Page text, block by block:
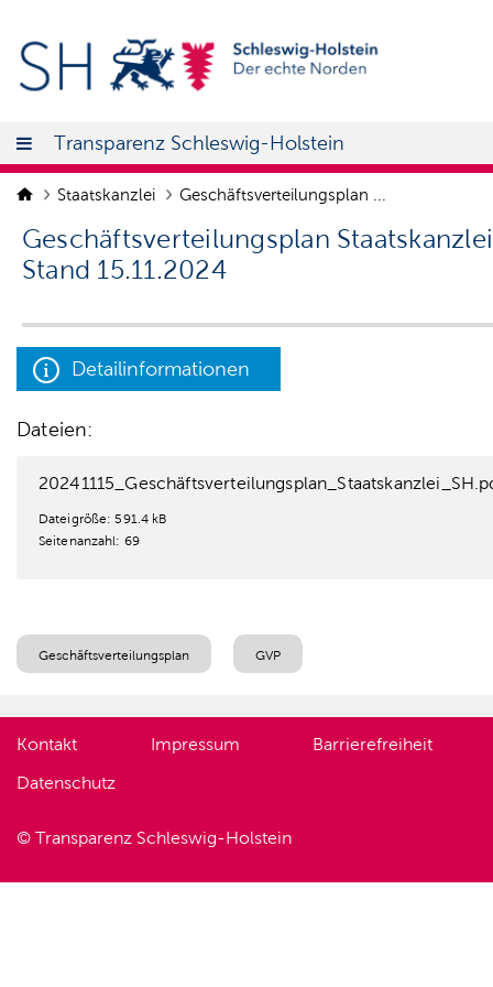
Transparenz Schleswig-Holstein
Staatskanzlei Geschäftsverteilungsplan ...
Geschäftsverteilungsplan
Stand 15.11.2024
Detailinformationen
Dateien:
Dateigröße: 591.4 kB
Seitenanzahl: 69
Geschäftsverteilungsplan GVP
© Transparenz Schleswig-Holstein
Kontakt Impressum Barrierefreiheit
Datenschutz